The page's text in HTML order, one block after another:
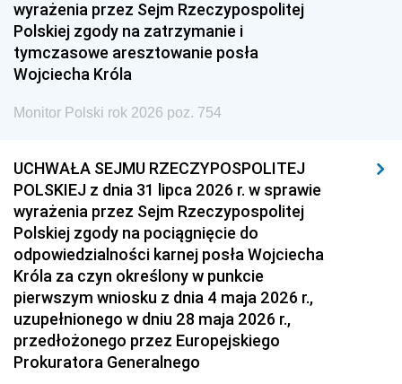
1951 1950 1949
1948 1947
1939
wyrażenia przez Sejm Rzeczypospolitej
Polskiej zgody na zatrzymanie i
tymczasowe aresztowanie posła
Wojciecha Króla
Monitor Polski rok 2026 poz. 754
UCHWAŁA SEJMU RZECZYPOSPOLITEJ
POLSKIEJ z dnia 31 lipca 2026 r. w sprawie
wyrażenia przez Sejm Rzeczypospolitej
Polskiej zgody na pociągnięcie do
odpowiedzialności karnej posła Wojciecha
Króla za czyn określony w punkcie
pierwszym wniosku z dnia 4 maja 2026 r.,
uzupełnionego w dniu 28 maja 2026 r.,
przedłożonego przez Europejskiego
Prokuratora Generalnego